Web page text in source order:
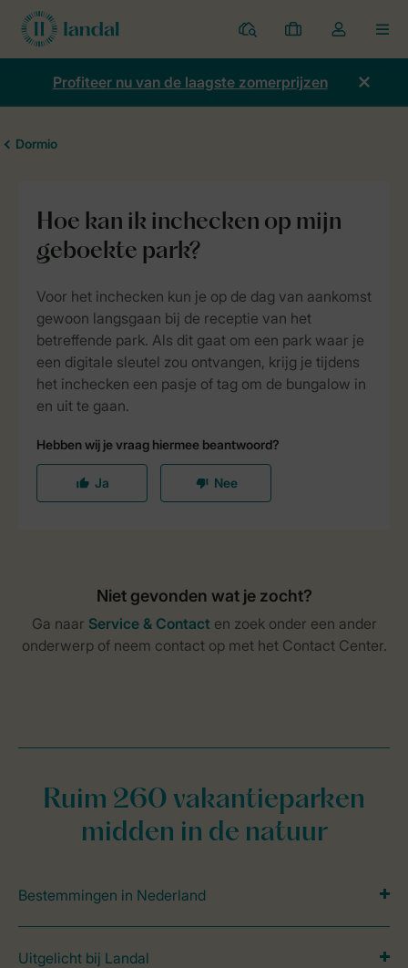
Parken
Mijn
boekingen
Open
de
dropdown
Profiteer nu van de laagste zomerprijzen
Ruim 260 vakantieparken
midden in de natuur
Bestemmingen in Nederland
Uitgelicht bij Landal